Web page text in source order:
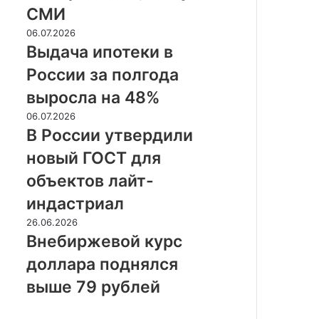
пишут
СМИ
СМИ
Выдача
ипотеки
России
за
полгода
выросла
на
06.07.2026
Выдача ипотеки в
России за полгода
выросла на 48%
В
России
утвердили
новый
ГОСТ
для
объектов
лайт-
индастриал
06.07.2026
В России утвердили
новый ГОСТ для
объектов лайт-
индастриал
Внебиржевой
курс
доллара
поднялся
выше
79
26.06.2026
Внебиржевой курс
доллара поднялся
выше 79 рублей